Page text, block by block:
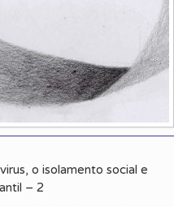
o isolamento social e
– 2